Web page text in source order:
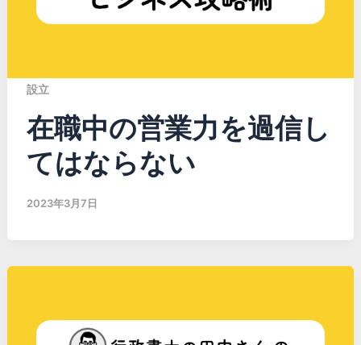
設立
在職中の営業力を過信し
てはならない
2023年3月7日